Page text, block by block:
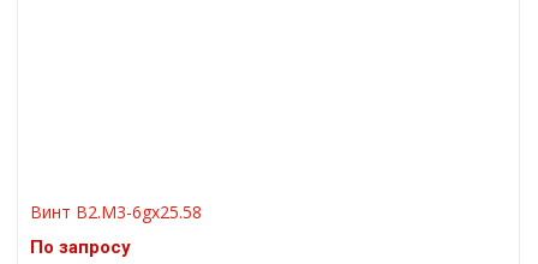
Винт В2.М3-6gх25.58
По запросу